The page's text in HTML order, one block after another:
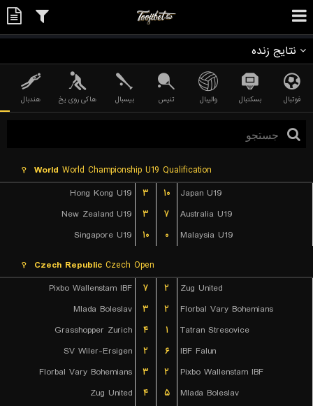
نتایج زنده
فوتبال بسکتبال والیبال تنیس بیسبال هاکی روی یخ هندبال
World World Championship U19 Qualification
Hong Kong U19
۳ ۱۰
Japan U19
New Zealand U19
۳ ۷
Australia U19
Singapore U19
۱۰ ۰ Malaysia U19
Czech Republic Czech Open
Pixbo Wallenstam IBF
۷ ۲
Zug United
Mlada Boleslav
۳ ۲
Florbal Vary Bohemians
Grasshopper Zurich
۴ ۱
Tatran Stresovice
SV Wiler-Ersigen
۲ ۶
IBF Falun
Florbal Vary Bohemians
۳ ۲
Pixbo Wallenstam IBF
Zug United
۴ ۵
Mlada Boleslav